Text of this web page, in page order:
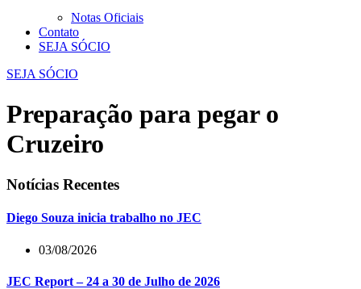
Notas Oficiais
Contato
SEJA SÓCIO
SEJA SÓCIO
Preparação para pegar o
Cruzeiro
Notícias Recentes
Diego Souza inicia trabalho no JEC
03/08/2026
JEC Report – 24 a 30 de Julho de 2026